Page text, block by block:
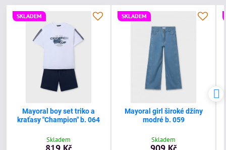
SKLADEM
Mayoral boy set triko a
kraťasy "Champion" b. 064
Skladem
SKLADEM
Mayoral girl široké džíny
modré b. 059
Skladem